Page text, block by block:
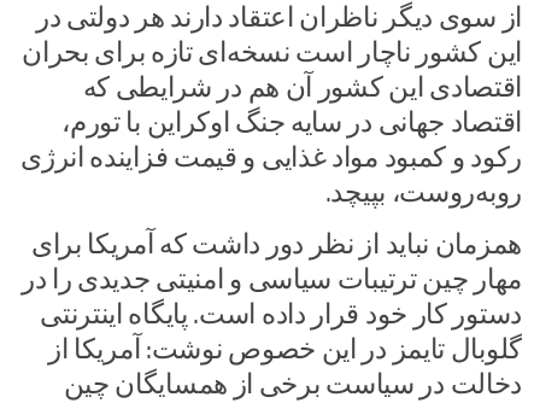
از سوی دیگر ناظران اعتقاد دارند هر دولتی در
این کشور ناچار است نسخه‌ای تازه برای بحران
اقتصادی این کشور آن هم در شرایطی که
اقتصاد جهانی در سایه جنگ اوکراین با تورم،
رکود و کمبود مواد غذایی و قیمت فزاینده انرژی
روبه‌روست، بپیچد.
همزمان نباید از نظر دور داشت که آمریکا برای
مهار چین ترتیبات سیاسی و امنیتی جدیدی را در
دستور کار خود قرار داده است. پایگاه اینترنتی
گلوبال تایمز در این خصوص نوشت: آمریکا از
دخالت در سیاست برخی از همسایگان چین